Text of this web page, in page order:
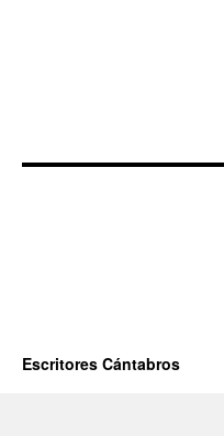
Escritores Cántabros